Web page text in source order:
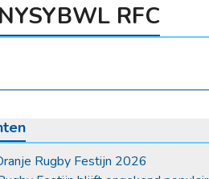
RFC
Rugby Festijn 2026